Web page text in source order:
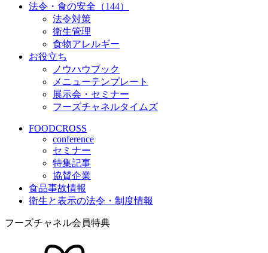
法令・食の安全（144）
法令対策
衛生管理
食物アレルギー
お役立ち
ノウハウブック
メニューテンプレート
展示会・セミナー
フーズチャネルタイムズ
FOODCROSS
conference
セミナー
特集記事
協賛企業
食品事故情報
衛生と表示の法令・制度情報
フーズチャネル会員特典